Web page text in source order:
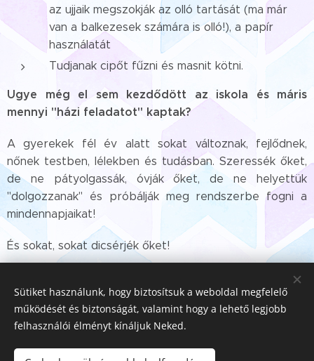
az ujjaik megszokják az olló tartását (ma már
van a balkezesek számára is olló!), a papír
használatát
Tudjanak cipőt fűzni és masnit kötni.
Ugye még el sem kezdődött az iskola és máris
mennyi "házi feladatot" kaptak?
A gyerekek fél év alatt sokat változnak, fejlődnek,
nőnek testben, lélekben és tudásban. Szeressék őket,
de ne pátyolgassák, óvják őket, de ne helyettük
"dolgozzanak" és próbálják meg rendszerbe fogni a
mindennapjaikat!
És sokat, sokat dicsérjék őket!
Share
Sütiket használunk, hogy biztosítsuk a weboldal megfelelő
működését és biztonságát, valamint hogy a lehető legjobb
felhasználói élményt kínáljuk Neked.